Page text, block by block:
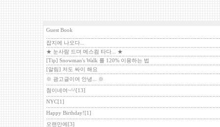
Guest Book
잡지에 나오다...
★ 눈사람 드뎌 메스컴 타다... ★
[Tip] Snowman's Walk 를 120% 이용하는 법
[알림] 저도 싸이 해요
※ 광고글이여 안녕... ※
첨이네여~^^[13]
NYC[1]
Happy Birthday![1]
오랜만에 [3]